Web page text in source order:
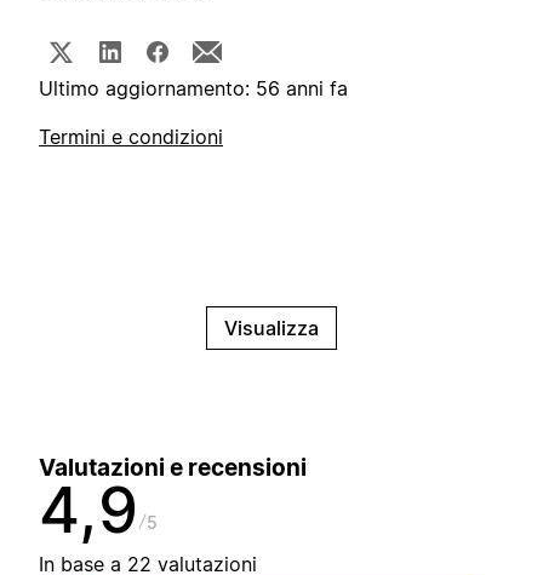
Ultimo aggiornamento: 56 anni fa
Termini e condizioni
Visualizza
Valutazioni e recensioni
4,9 5
In base a 22 valutazioni